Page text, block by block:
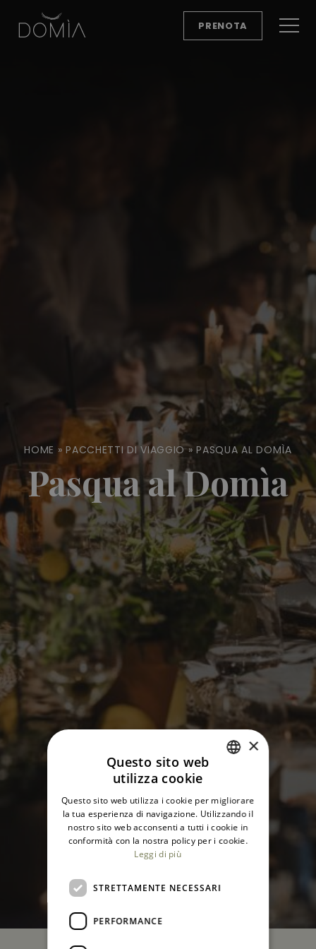
PRENOTA
HOME »PACCHETTI DI VIAGGIO»PASQUA AL DOMÌA
Pasqua al Domìa
ENGLISH
×
Questo sito web
utilizza cookie
Questo sito web utilizza i cookie per migliorare
la tua esperienza di navigazione. Utilizzando il
nostro sito web acconsenti a tutti i cookie in
conformità con la nostra policy per i cookie.
Leggi di più
STRETTAMENTE NECESSARI
PERFORMANCE